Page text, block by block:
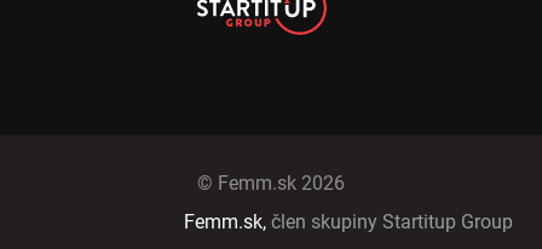
© Femm.sk 2026
Femm.sk, člen skupiny Startitup Group